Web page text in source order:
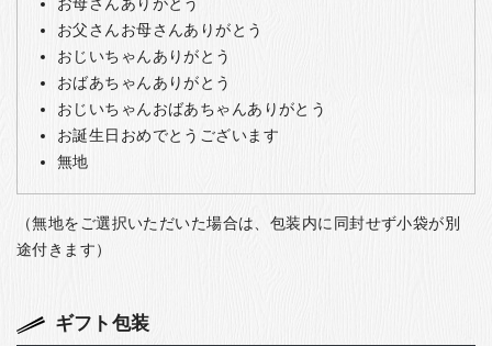
お父さんお母さんありがとう
おじいちゃんありがとう
おばあちゃんありがとう
おじいちゃんおばあちゃんありがとう
お誕生日おめでとうございます
無地
（無地をご選択いただいた場合は、包装内に同封せず小袋が別
途付きます）
ギフト包装